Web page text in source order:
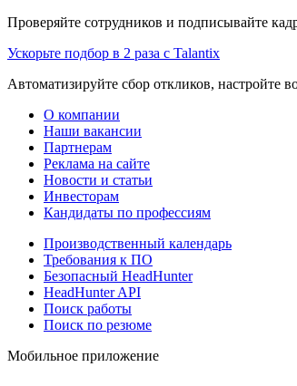
Проверяйте сотрудников и подписывайте
Ускорьте подбор в 2 раза с Talantix
Автоматизируйте сбор откликов, настройте
О компании
Наши вакансии
Партнерам
Реклама на сайте
Новости и статьи
Инвесторам
Кандидаты по профессиям
Производственный календарь
Требования к ПО
Безопасный HeadHunter
HeadHunter API
Поиск работы
Поиск по резюме
Мобильное приложение